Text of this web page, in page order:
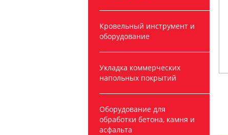
Кровельный инструмент и
оборудование
Укладка коммерческих
напольных покрытий
Оборудование для
обработки бетона, камня и
асфальта